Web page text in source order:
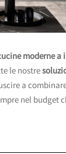
moderne a
le nostre
a
nel budget